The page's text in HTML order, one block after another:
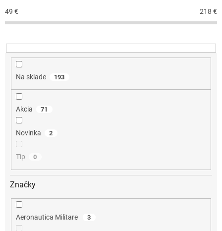
e
p
r
d
49 € 218 €
Na sklade 193
Akcia 71
Novinka 2
Tip 0
Značky
Aeronautica Militare 3